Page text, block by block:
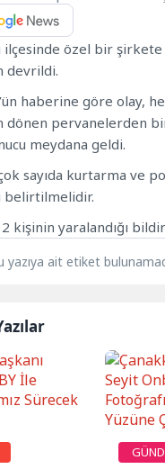
ilçesinde özel bir
devrildi.
haberine göre olay,
dönen pervanelerden
meydana geldi.
sayıda kurtarma ve
belirtilmelidir.
2 kişinin yaralandığı
yazıya ait etiket